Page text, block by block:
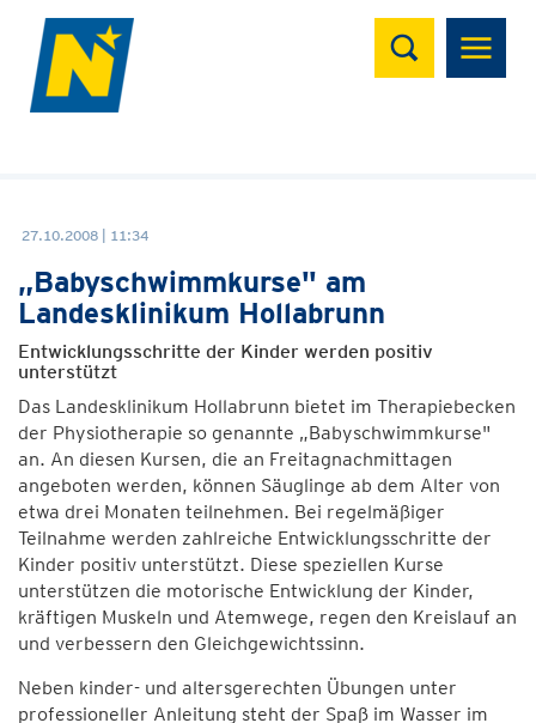
Suchen
27.10.2008 | 11:34
„Babyschwimmkurse" am
Landesklinikum Hollabrunn
Entwicklungsschritte der Kinder werden positiv
unterstützt
Das Landesklinikum Hollabrunn bietet im Therapiebecken
der Physiotherapie so genannte „Babyschwimmkurse"
an. An diesen Kursen, die an Freitagnachmittagen
angeboten werden, können Säuglinge ab dem Alter von
etwa drei Monaten teilnehmen. Bei regelmäßiger
Teilnahme werden zahlreiche Entwicklungsschritte der
Kinder positiv unterstützt. Diese speziellen Kurse
unterstützen die motorische Entwicklung der Kinder,
kräftigen Muskeln und Atemwege, regen den Kreislauf an
und verbessern den Gleichgewichtssinn.
Neben kinder- und altersgerechten Übungen unter
professioneller Anleitung steht der Spaß im Wasser im